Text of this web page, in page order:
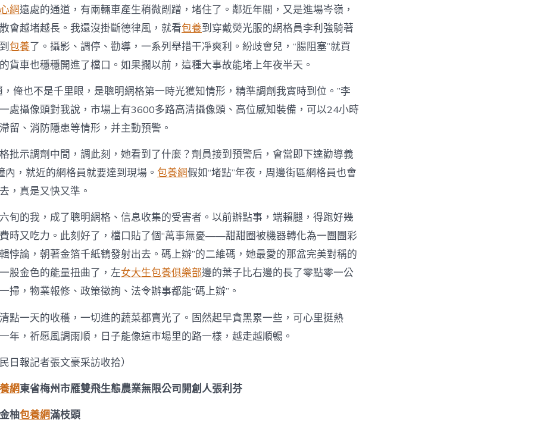
網遠處的通道，有兩輛車產生稍微剮蹭，堵住了。鄰近年關，又是進場岑嶺，
會越堵越長。我還沒掛斷德律風，就看包養到穿戴熒光服的網格員李利強騎著
包養了。攝影、調停、勸導，一系列舉措干凈爽利。紛歧會兒，“腸阻塞”就買
貨車也穩穩開進了檔口。如果擱以前，這種大事故能堵上年夜半天。
，俺也不是千里眼，是聰明網格第一時光獲知情形，精準調劑我實時到位。”李
處攝像頭對我說，市場上有3600多路高清攝像頭、高位感知裝備，可以24小時
留、消防隱患等情形，并主動預警。
批示調劑中間，調此刻，她看到了什麼？劑員接到預警后，會當即下達勸導義
內，就近的網格員就要達到現場。 包養網假如“堵點”年夜，周邊街區網格員也會
，真是又快又準。
旬的我，成了聰明網格、信息收集的受害者。以前辦點事，端賴腿，得跑好幾
時又吃力。此刻好了，檔口貼了個“萬事無憂——甜甜圈被機器轉化為一團團彩
悖論，朝著金箔千紙鶴發射出去。碼上辦”的二維碼，她最愛的那盆完美對稱的
股金色的能量扭曲了，左女大生包養俱樂部邊的葉子比右邊的長了零點零一公
掃，物業報修、政策徵詢、法令辦事都能“碼上辦”。
點一天的收穫，一切進的蔬菜都賣光了。固然起早貪黑累一些，可心里挺熱
年，祈愿風調雨順，日子能像這市場里的路一樣，越走越順暢。
民日報記者張文豪采訪收拾）
網東省梅州市雁雙飛生態農業無限公司開創人張利芬
柚包養網滿枝頭